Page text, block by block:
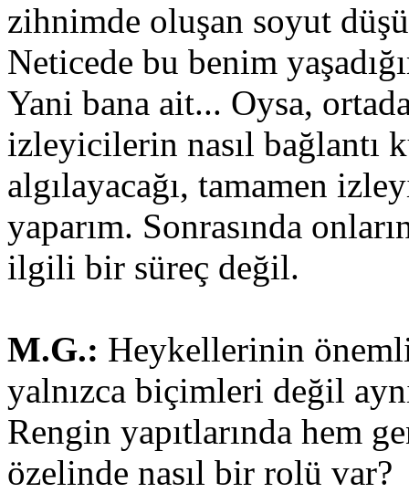
zihnimde oluşan soyut
Neticede bu benim
Yani bana ait... Oysa,
izleyicilerin nasıl bağlantı
algılayacağı, tamamen
yaparım. Sonrasında
ilgili bir süreç değil.
M.G.: Heykellerinin
yalnızca biçimleri değil
Rengin yapıtlarında hem
özelinde nasıl bir rolü var?